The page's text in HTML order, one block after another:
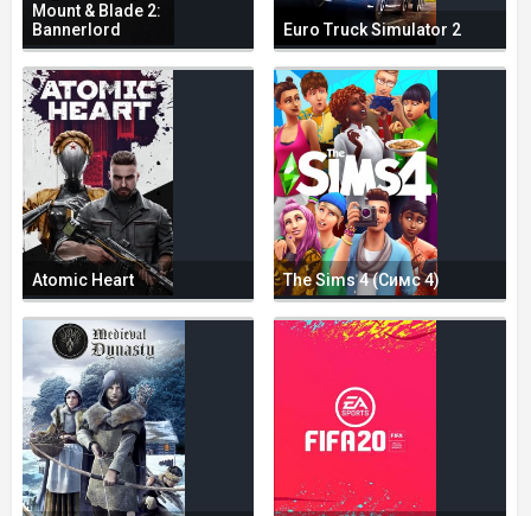
Mount & Blade 2:
Bannerlord
Euro Truck Simulator 2
Atomic Heart The Sims 4 (Симс 4)